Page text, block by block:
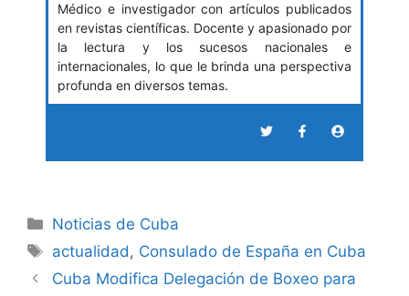
Médico e investigador con artículos publicados
en revistas científicas. Docente y apasionado por
la lectura y los sucesos nacionales e
internacionales, lo que le brinda una perspectiva
profunda en diversos temas.
Categories
Noticias de Cuba
Tags
actualidad, Consulado de España en Cuba
Cuba Modifica Delegación de Boxeo para